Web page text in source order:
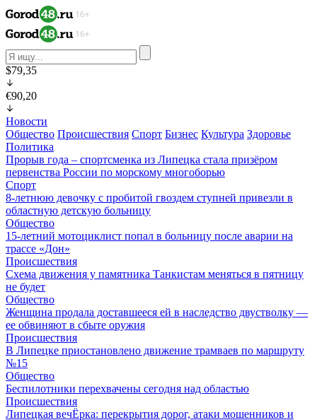
$79,35
€90,20
Новости
Общество Происшествия Спорт Бизнес Культура Здоровье
Политика
Прорыв года – спортсменка из Липецка стала призёром
первенства России по морскому многоборью
Спорт
8-летнюю девочку с пробитой гвоздем ступней привезли в
областную детскую больницу
Общество
15-летний мотоциклист попал в больницу после аварии на
трассе «Дон»
Происшествия
Схема движения у памятника Танкистам меняться в пятницу
не будет
Общество
Женщина продала доставшееся ей в наследство двустволку —
ее обвиняют в сбыте оружия
Происшествия
В Липецке приостановлено движение трамваев по маршруту
№15
Общество
Беспилотники перехвачены сегодня над областью
Происшествия
Липецкая вечЁрка: перекрытия дорог, атаки мошенников и